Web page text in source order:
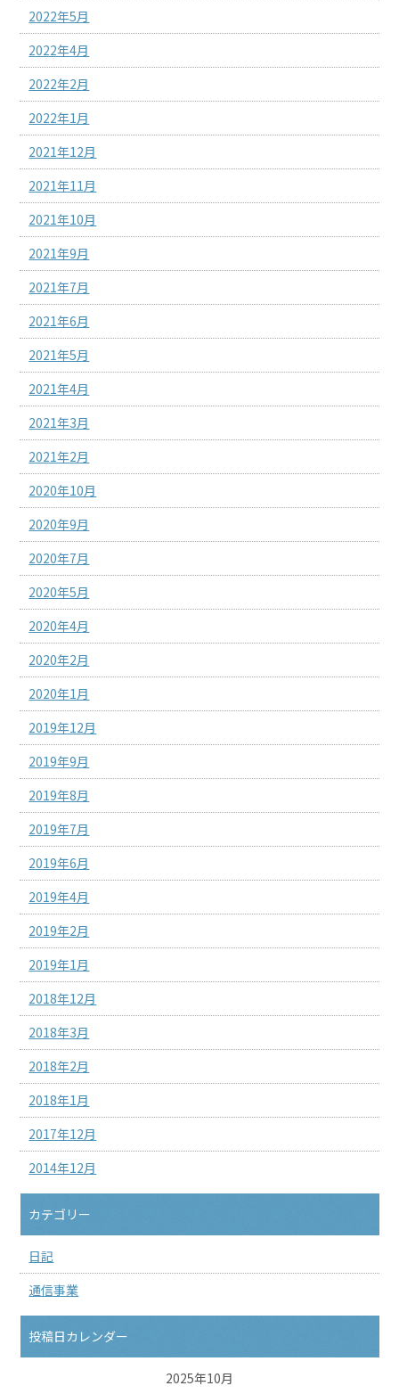
2022年5月
2022年4月
2022年2月
2022年1月
2021年12月
2021年11月
2021年10月
2021年9月
2021年7月
2021年6月
2021年5月
2021年4月
2021年3月
2021年2月
2020年10月
2020年9月
2020年7月
2020年5月
2020年4月
2020年2月
2020年1月
2019年12月
2019年9月
2019年8月
2019年7月
2019年6月
2019年4月
2019年2月
2019年1月
2018年12月
2018年3月
2018年2月
2018年1月
2017年12月
2014年12月
カテゴリー
日記
通信事業
投稿日カレンダー
2025年10月